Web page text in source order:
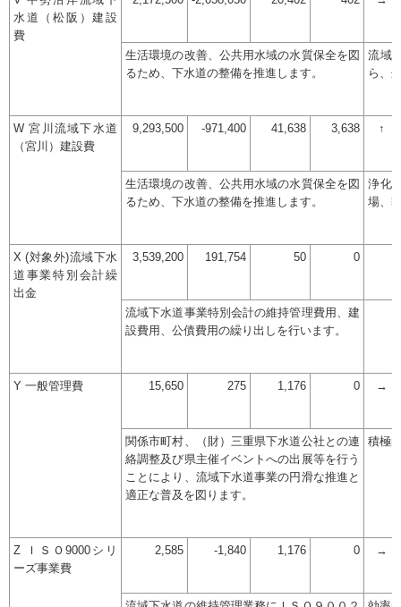
水道（松阪）建設
費
生活環境の改善、公共用水域の水質保全を図
るため、下水道の整備を推進します。
流域
ら、
W 宮川流域下水道
（宮川）建設費
9,293,500 -971,400 41,638 3,638 ↑
生活環境の改善、公共用水域の水質保全を図
るため、下水道の整備を推進します。
浄化
場、
X (対象外)流域下水
道事業特別会計繰
出金
3,539,200 191,754 50 0
流域下水道事業特別会計の維持管理費用、建
設費用、公債費用の繰り出しを行います。
Y 一般管理費 15,650 275 1,176 0 →
関係市町村、（財）三重県下水道公社との連
絡調整及び県主催イベントへの出展等を行う
ことにより、流域下水道事業の円滑な推進と
適正な普及を図ります。
積極
Z ＩＳＯ9000シリ
ーズ事業費
2,585 -1,840 1,176 0 →